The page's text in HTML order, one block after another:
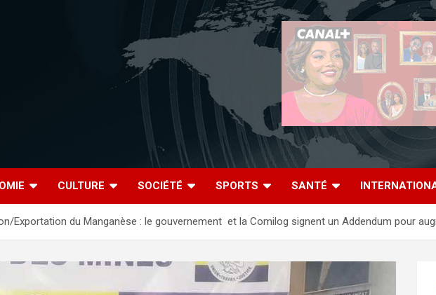
CULTURE SOCIÉTÉ SPORTS SANTÉ
Exportation du Manganèse : le gouvernement et la Comilog signent un Addendum pour